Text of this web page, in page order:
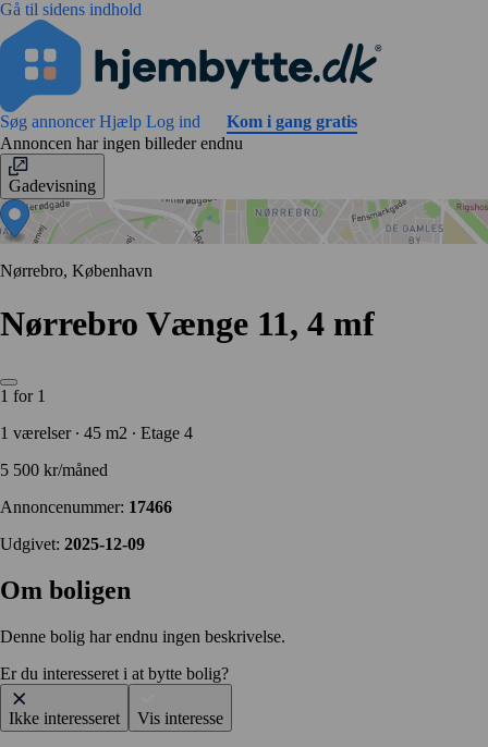
Gå til sidens indhold
Søg annoncerHjælp Log ind
Kom i gang gratis
Annoncen har ingen billeder endnu
Gadevisning
Nørrebro, København
Nørrebro Vænge 11, 4 mf
1 for 1
1 værelser ∙ 45 m2 ∙ Etage 4
5 500 kr/måned
Annoncenummer: 17466
Udgivet: 2025-12-09
Om boligen
Denne bolig har endnu ingen beskrivelse.
Er du interesseret i at bytte bolig?
Ikke interesseret Vis interesse